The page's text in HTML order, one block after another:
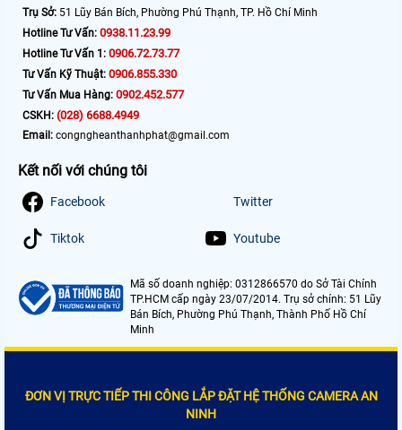
Trụ Sở: 51 Lũy Bán Bích, Phường Phú Thạnh, TP. Hồ Chí Minh
Hotline Tư Vấn: 0938.11.23.99
Hotline Tư Vấn 1: 0906.72.73.77
Tư Vấn Kỹ Thuật: 0906.855.330
Tư Vấn Mua Hàng: 0902.452.577
CSKH: (028) 6688.4949
Email: congngheanthanhphat@gmail.com
Kết nối với chúng tôi
Facebook Twitter
Tiktok Youtube
Mã số doanh nghiệp: 0312866570 do Sở Tài Chính
TP.HCM cấp ngày 23/07/2014. Trụ sở chính: 51 Lũy
Bán Bích, Phường Phú Thạnh, Thành Phố Hồ Chí
Minh
ĐƠN VỊ TRỰC TIẾP THI CÔNG LẮP ĐẶT HỆ THỐNG CAMERA AN
NINH